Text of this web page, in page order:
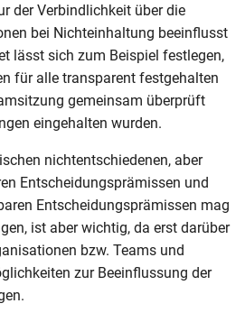
der Verbindlichkeit über die
bei Nichteinhaltung beeinflusst
lässt sich zum Beispiel festlegen,
für alle transparent festgehalten
gemeinsam überprüft
eingehalten wurden.
nichtentschiedenen, aber
Entscheidungsprämissen und
Entscheidungsprämissen mag
ist aber wichtig, da erst darüber
bzw. Teams und
zur Beeinflussung der